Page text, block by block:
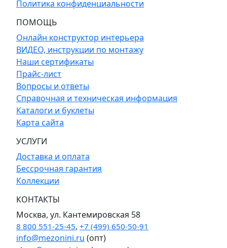
Политика конфиденциальности
ПОМОЩЬ
Онлайн конструктор интерьера
ВИДЕО, инструкции по монтажу
Наши сертификаты
Прайс-лист
Вопросы и ответы
Справочная и техническая информация
Каталоги и буклеты
Карта сайта
УСЛУГИ
Доставка и оплата
Бессрочная гарантия
Коллекции
КОНТАКТЫ
Москва, ул. Кантемировская 58
8 800 551-25-45, +7 (499) 650-50-91
info@mezonini.ru (опт)